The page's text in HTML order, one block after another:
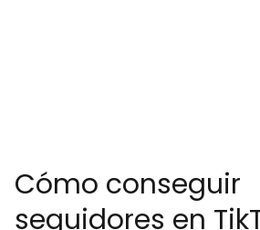
Cómo conseguir
seguidores en